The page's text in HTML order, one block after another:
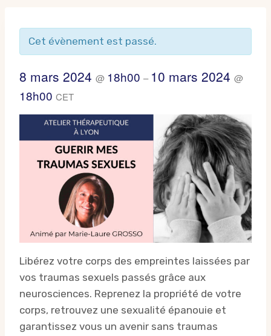
Cet évènement est passé.
8 mars 2024 @ 18h00 – 10 mars 2024 @
18h00 CET
Libérez votre corps des empreintes laissées par
vos traumas sexuels passés grâce aux
neurosciences. Reprenez la propriété de votre
corps, retrouvez une sexualité épanouie et
garantissez vous un avenir sans traumas